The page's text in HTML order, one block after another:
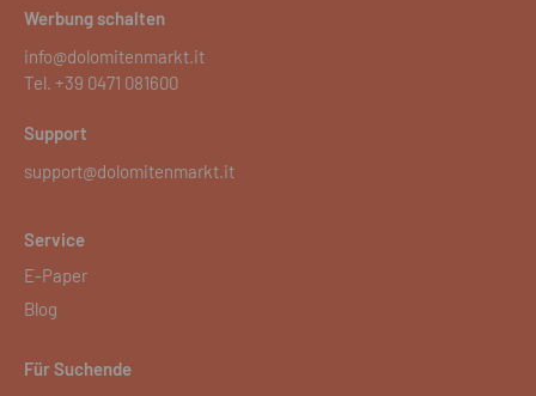
Werbung schalten
info@dolomitenmarkt.it
Tel. +39 0471 081600
Support
support@dolomitenmarkt.it
Service
E-Paper
Blog
Für Suchende